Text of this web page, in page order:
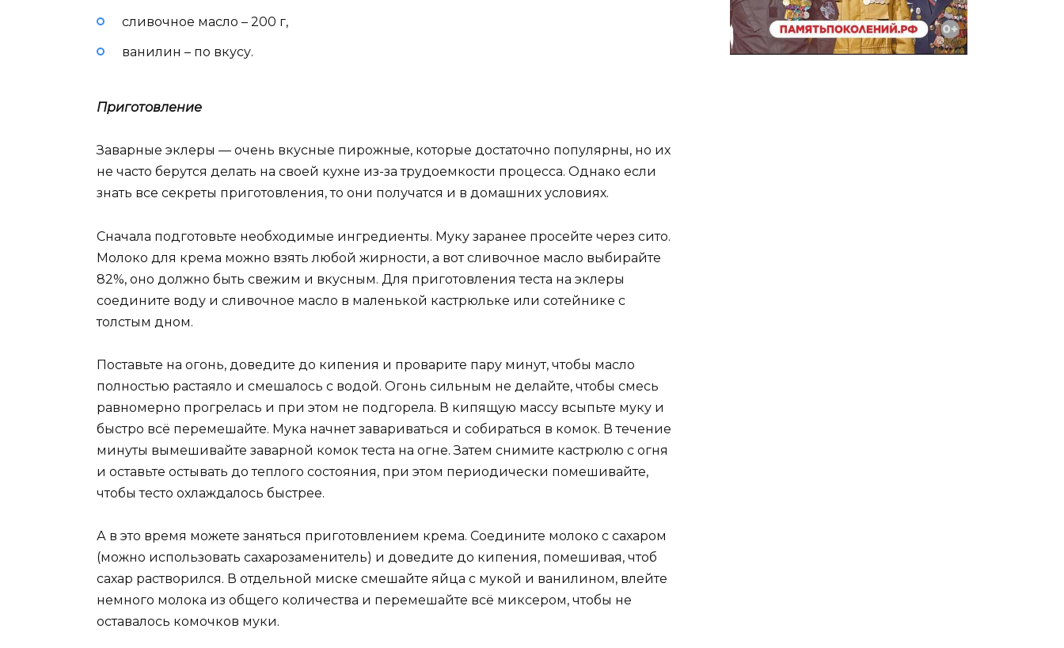
сливочное масло – 200 г,
ванилин – по вкусу.
Приготовление
Заварные эклеры — очень вкусные пирожные, которые достаточно популярны, но их
не часто берутся делать на своей кухне из-за трудоемкости процесса. Однако если
знать все секреты приготовления, то они получатся и в домашних условиях.
Сначала подготовьте необходимые ингредиенты. Муку заранее просейте через сито.
Молоко для крема можно взять любой жирности, а вот сливочное масло выбирайте
82%, оно должно быть свежим и вкусным. Для приготовления теста на эклеры
соедините воду и сливочное масло в маленькой кастрюльке или сотейнике с
толстым дном.
Поставьте на огонь, доведите до кипения и проварите пару минут, чтобы масло
полностью растаяло и смешалось с водой. Огонь сильным не делайте, чтобы смесь
равномерно прогрелась и при этом не подгорела. В кипящую массу всыпьте муку и
быстро всё перемешайте. Мука начнет завариваться и собираться в комок. В течение
минуты вымешивайте заварной комок теста на огне. Затем снимите кастрюлю с огня
и оставьте остывать до теплого состояния, при этом периодически помешивайте,
чтобы тесто охлаждалось быстрее.
А в это время можете заняться приготовлением крема. Соедините молоко с сахаром
(можно использовать сахарозаменитель) и доведите до кипения, помешивая, чтоб
сахар растворился. В отдельной миске смешайте яйца с мукой и ванилином, влейте
немного молока из общего количества и перемешайте всё миксером, чтобы не
оставалось комочков муки.